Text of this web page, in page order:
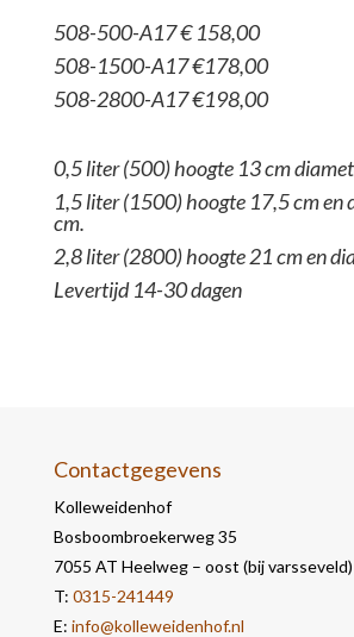
508-500-A17 € 158,00
508-1500-A17 €178,00
508-2800-A17 €198,00
0,5 liter (500) hoogte 13 cm d
1,5 liter (1500) hoogte 17,5 cm en
cm.
2,8 liter (2800) hoogte 21 cm en
Levertijd 14-30 dagen
Contactgegevens
Kolleweidenhof
Bosboombroekerweg 35
7055 AT Heelweg – oost (bij
T: 0315-241449
E: info@kolleweidenhof.nl